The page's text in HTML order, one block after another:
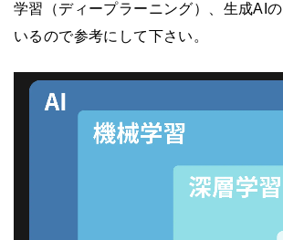
学習（ディープラーニング）、生成AI
いるので参考にして下さい。